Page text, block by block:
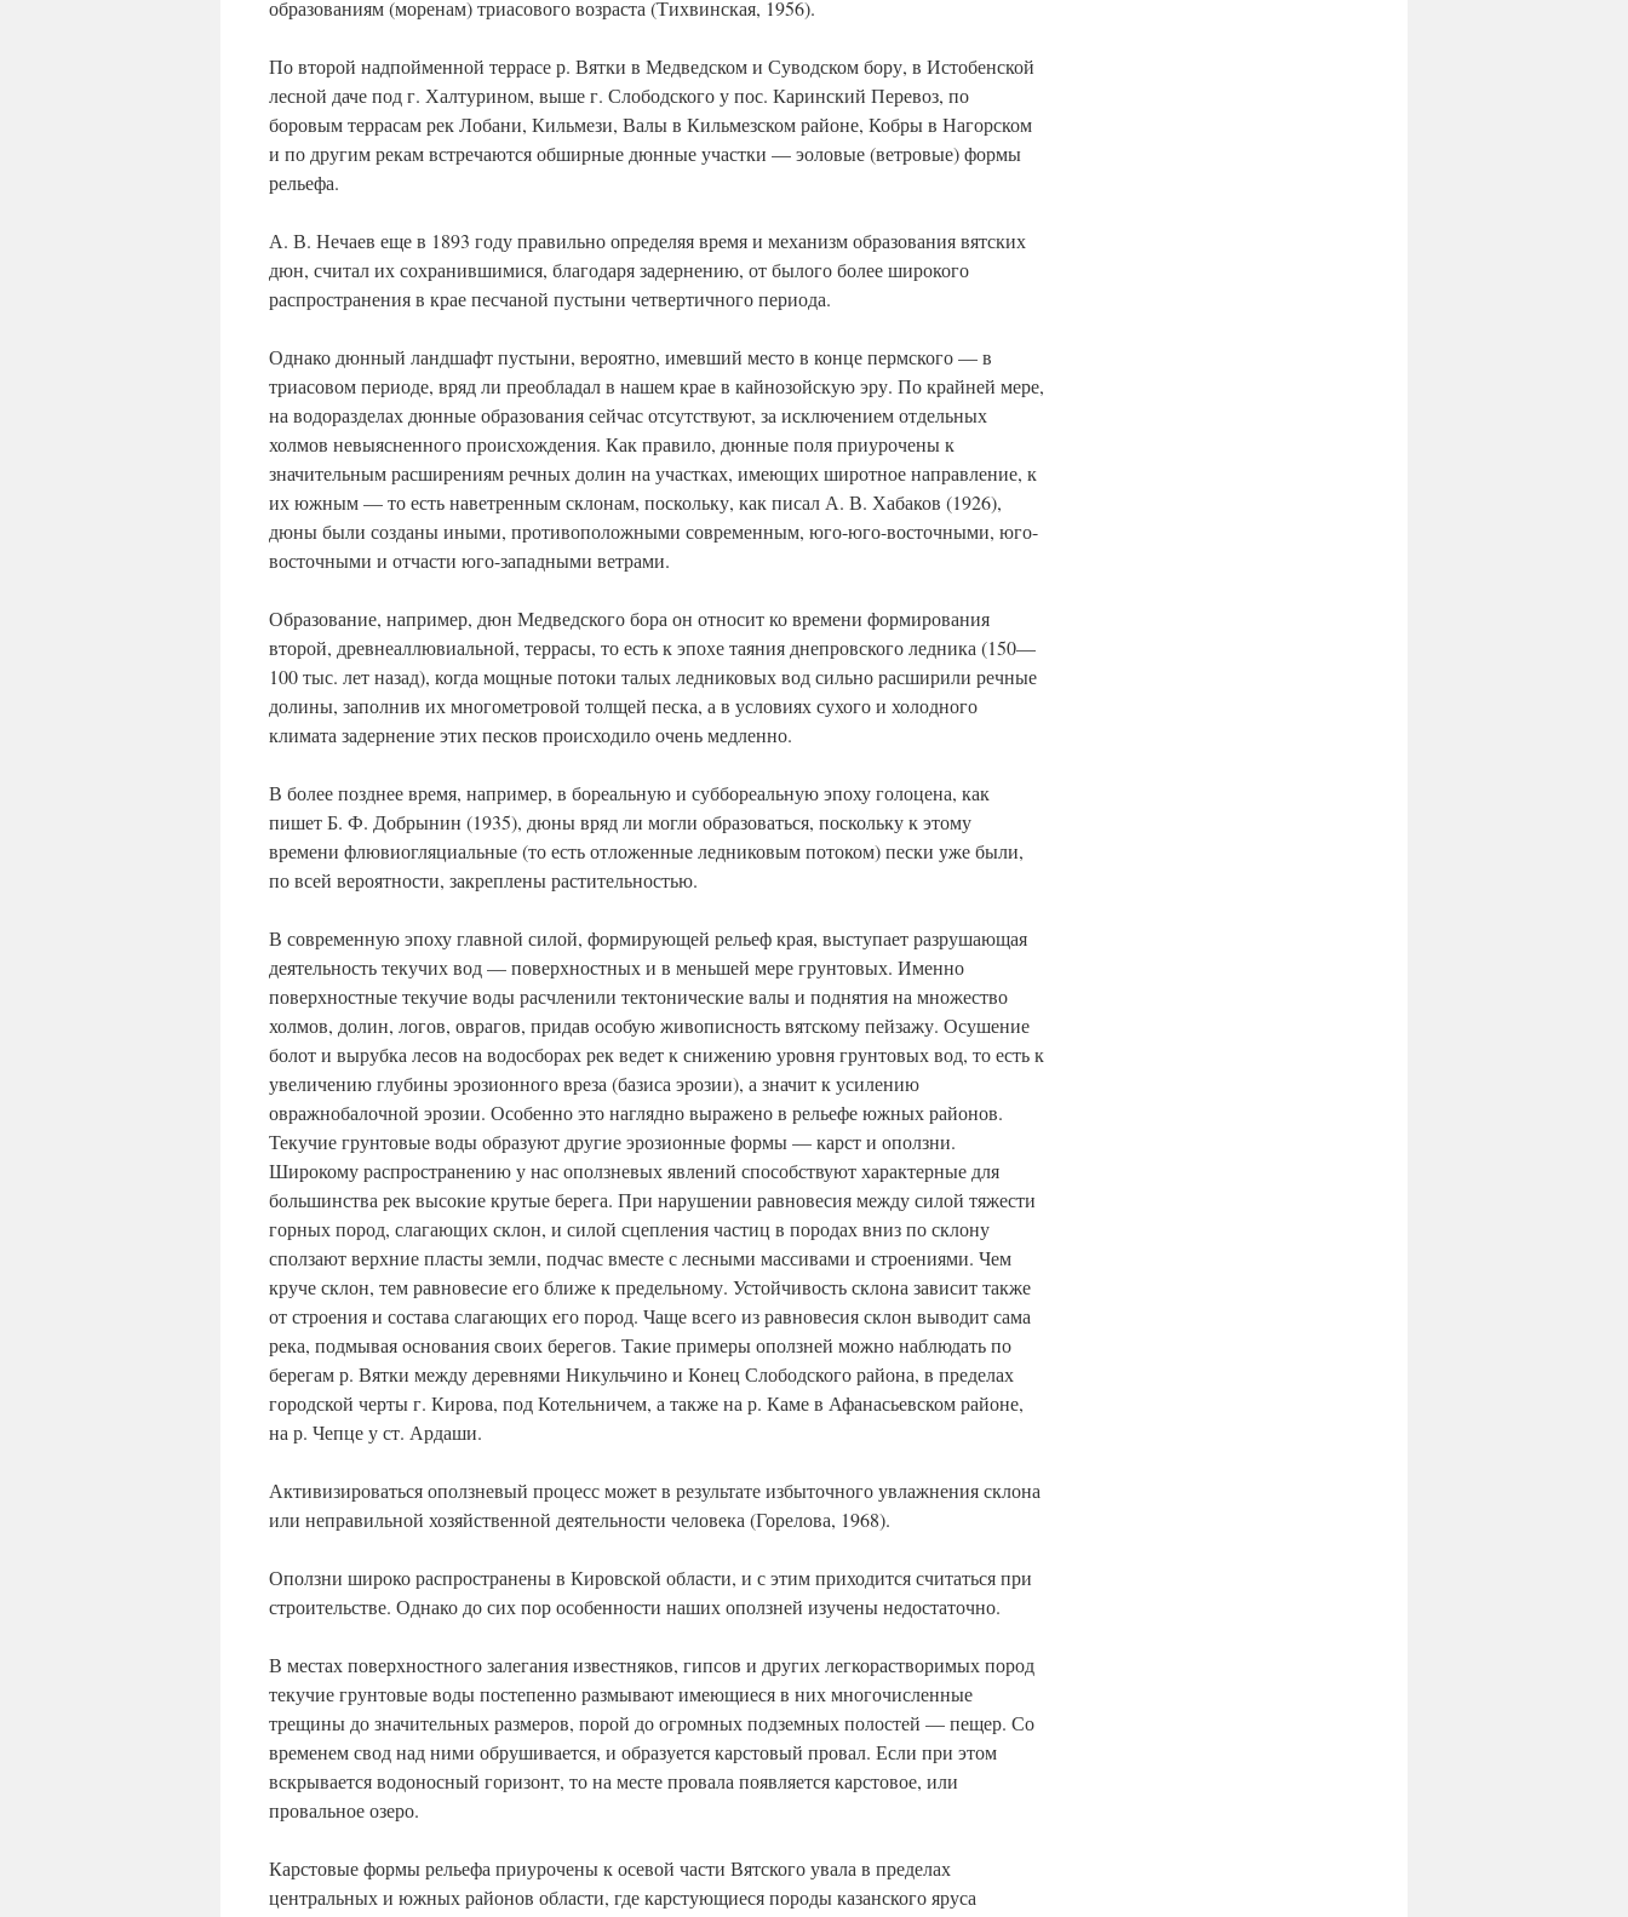
образованиям (моренам) триасового возраста (Тихвинская, 1956).
По второй надпойменной террасе р. Вятки в Медведском и Суводском бору, в Истобенской
лесной даче под г. Халтурином, выше г. Слободского у пос. Каринский Перевоз, по
боровым террасам рек Лобани, Кильмези, Валы в Кильмезском районе, Кобры в Нагорском
и по другим рекам встречаются обширные дюнные участки — эоловые (ветровые) формы
рельефа.
А. В. Нечаев еще в 1893 году правильно определяя время и механизм образования вятских
дюн, считал их сохранившимися, благодаря задернению, от былого более широкого
распространения в крае песчаной пустыни четвертичного периода.
Однако дюнный ландшафт пустыни, вероятно, имевший место в конце пермского — в
триасовом периоде, вряд ли преобладал в нашем крае в кайнозойскую эру. По крайней мере,
на водоразделах дюнные образования сейчас отсутствуют, за исключением отдельных
холмов невыясненного происхождения. Как правило, дюнные поля приурочены к
значительным расширениям речных долин на участках, имеющих широтное направление, к
их южным — то есть наветренным склонам, поскольку, как писал А. В. Хабаков (1926),
дюны были созданы иными, противоположными современным, юго-юго-восточными, юго-
восточными и отчасти юго-западными ветрами.
Образование, например, дюн Медведского бора он относит ко времени формирования
второй, древнеаллювиальной, террасы, то есть к эпохе таяния днепровского ледника (150—
100 тыс. лет назад), когда мощные потоки талых ледниковых вод сильно расширили речные
долины, заполнив их многометровой толщей песка, а в условиях сухого и холодного
климата задернение этих песков происходило очень медленно.
В более позднее время, например, в бореальную и суббореальную эпоху голоцена, как
пишет Б. Ф. Добрынин (1935), дюны вряд ли могли образоваться, поскольку к этому
времени флювиогляциальные (то есть отложенные ледниковым потоком) пески уже были,
по всей вероятности, закреплены растительностью.
В современную эпоху главной силой, формирующей рельеф края, выступает разрушающая
деятельность текучих вод — поверхностных и в меньшей мере грунтовых. Именно
поверхностные текучие воды расчленили тектонические валы и поднятия на множество
холмов, долин, логов, оврагов, придав особую живописность вятскому пейзажу. Осушение
болот и вырубка лесов на водосборах рек ведет к снижению уровня грунтовых вод, то есть к
увеличению глубины эрозионного вреза (базиса эрозии), а значит к усилению
овражнобалочной эрозии. Особенно это наглядно выражено в рельефе южных районов.
Текучие грунтовые воды образуют другие эрозионные формы — карст и оползни.
Широкому распространению у нас оползневых явлений способствуют характерные для
большинства рек высокие крутые берега. При нарушении равновесия между силой тяжести
горных пород, слагающих склон, и силой сцепления частиц в породах вниз по склону
сползают верхние пласты земли, подчас вместе с лесными массивами и строениями. Чем
круче склон, тем равновесие его ближе к предельному. Устойчивость склона зависит также
от строения и состава слагающих его пород. Чаще всего из равновесия склон выводит сама
река, подмывая основания своих берегов. Такие примеры оползней можно наблюдать по
берегам р. Вятки между деревнями Никульчино и Конец Слободского района, в пределах
городской черты г. Кирова, под Котельничем, а также на р. Каме в Афанасьевском районе,
на р. Чепце у ст. Ардаши.
Активизироваться оползневый процесс может в результате избыточного увлажнения склона
или неправильной хозяйственной деятельности человека (Горелова, 1968).
Оползни широко распространены в Кировской области, и с этим приходится считаться при
строительстве. Однако до сих пор особенности наших оползней изучены недостаточно.
В местах поверхностного залегания известняков, гипсов и других легкорастворимых пород
текучие грунтовые воды постепенно размывают имеющиеся в них многочисленные
трещины до значительных размеров, порой до огромных подземных полостей — пещер. Со
временем свод над ними обрушивается, и образуется карстовый провал. Если при этом
вскрывается водоносный горизонт, то на месте провала появляется карстовое, или
провальное озеро.
Карстовые формы рельефа приурочены к осевой части Вятского увала в пределах
центральных и южных районов области, где карстующиеся породы казанского яруса